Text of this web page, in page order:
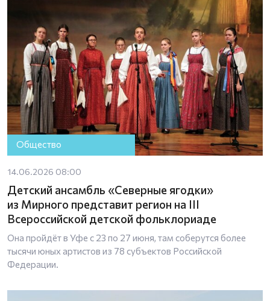
Общество
14.06.2026 08:00
Детский ансамбль «Северные ягодки»
из Мирного представит регион на III
Всероссийской детской фольклориаде
Она пройдёт в Уфе с 23 по 27 июня, там соберутся более
тысячи юных артистов из 78 субъектов Российской
Федерации.